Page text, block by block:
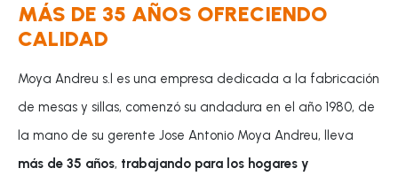
MÁS DE 35 AÑOS OFRECIENDO
CALIDAD
Moya Andreu s.l es una empresa dedicada a la fabricación
de mesas y sillas, comenzó su andadura en el año 1980, de
la mano de su gerente Jose Antonio Moya Andreu, lleva
más de 35 años, trabajando para los hogares y